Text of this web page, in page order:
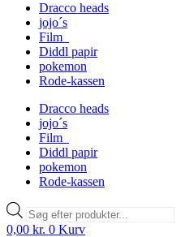
Dracco heads
jojo´s
Film
Diddl papir
pokemon
Rode-kassen
Dracco heads
jojo´s
Film
Diddl papir
pokemon
Rode-kassen
Products
search
0,00 kr. 0 Kurv